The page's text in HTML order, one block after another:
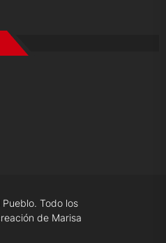
Pueblo. Todo los
de Marisa